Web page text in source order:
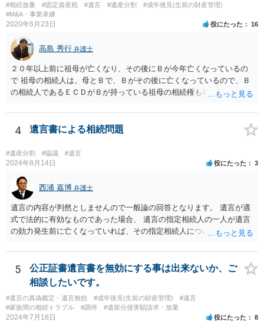
ので，お近くの弁護士に相談された方が良いかもしれません。
#相続放棄 #固定資産税 #遺言 #遺産分割
#成年後見(生前の財産管理)
#M&A・事業承継
2020年6月23日 役にたった 16
高島 秀行 弁護士
２０年以上前に祖母が亡くなり、その後にＢが今年亡くなっているの
で 祖母の相続人は、母とＢで、Ｂがその後に亡くなっているので、Ｂ
の相続人であるＥＣＤがＢが持っている祖母の相続権も相続すること
Ｅも行う必要があります。 Ｂの配偶者であるＥは常にＢの相続人とな
ります。
4 遺言書による相続問題
#遺産分割 #協議 #遺言
2024年8月14日 役にたった 3
西浦 嘉博 弁護士
遺言の内容が判然としませんので一般論の回答となります。 遺言が適
式で法的に有効なものであった場合、 遺言の指定相続人の一人が遺言
の効力発生前に亡くなっていれば、その指定相続人について遺言が記
遺言に基づいて、生存されている指定相続人は遺言通りに遺言者の財
産を相続することができます。 次に、既に亡くなっている指定相続人
宛に遺贈が記載されていた相続財産については、遺言者の意思が確認
できないので、一般的な相続財産として、法に基づいて法定相続分を
有する相続権者により遺産分割が行われることになります。 この際、
法定相続人となるのは、健在な指定相続人の二人、亡くなった指定相
5
公正証書遺言書を無効にする事は出来ないか、ご
相談したいです。
#遺言の真偽鑑定・遺言無効 #成年後見(生前の財産管理)
#遺言
#家族間の相続トラブル
#調停 #遺留分侵害額請求・放棄
2024年7月18日 役にたった 8